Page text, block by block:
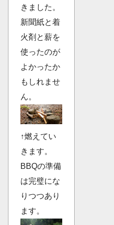
きました。
新聞紙と着
火剤と薪を
使ったのが
よかったか
もしれませ
ん。
↑燃えてい
きます。
BBQの準備
は完璧にな
りつつあり
ます。